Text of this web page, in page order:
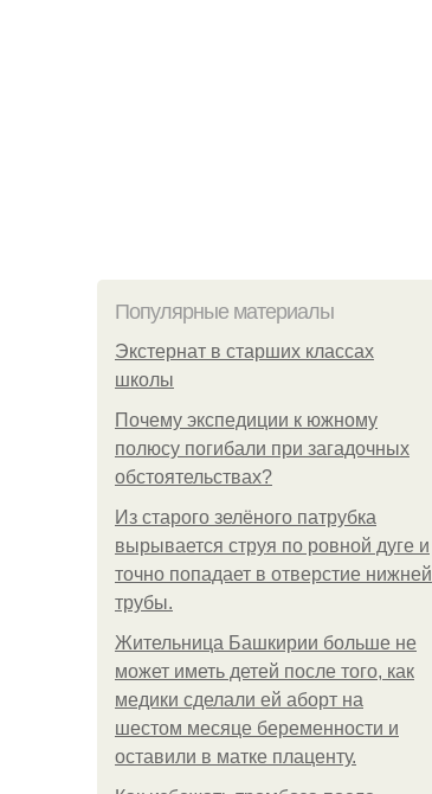
Популярные материалы
Экстернат в старших классах
школы
Почему экспедиции к южному
полюсу погибали при загадочных
обстоятельствах?
Из старого зелёного патрубка
вырывается струя по ровной дуге и
точно попадает в отверстие нижней
трубы.
Жительница Башкирии больше не
может иметь детей после того, как
медики сделали ей аборт на
шестом месяце беременности и
оставили в матке плаценту.